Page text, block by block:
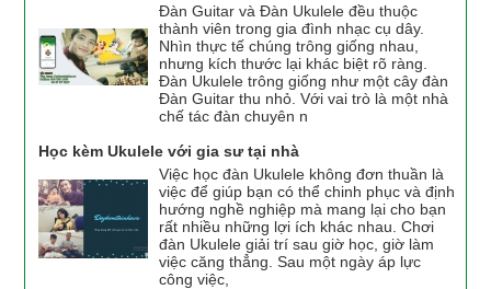
Đàn Guitar và Đàn Ukulele đều thuộc
thành viên trong gia đình nhạc cụ dây.
Nhìn thực tế chúng trông giống nhau,
nhưng kích thước lại khác biệt rõ ràng.
Đàn Ukulele trông giống như một cây đàn
Đàn Guitar thu nhỏ. Với vai trò là một nhà
chế tác đàn chuyên n
Học kèm Ukulele với gia sư tại nhà
Việc học đàn Ukulele không đơn thuần là
việc để giúp bạn có thể chinh phục và định
hướng nghề nghiệp mà mang lại cho bạn
rất nhiều những lợi ích khác nhau. Chơi
đàn Ukulele giải trí sau giờ học, giờ làm
việc căng thẳng. Sau một ngày áp lực
công việc,